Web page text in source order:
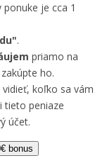
je cca 1
.
priamo na
ho.
koľko sa vám
tieto peniaze
účet.
bonus